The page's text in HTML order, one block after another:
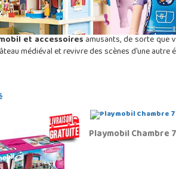
et accessoiresamusants, de sorte que
médiéval et revivre des scènes d'une autre
Playmobil Chambre